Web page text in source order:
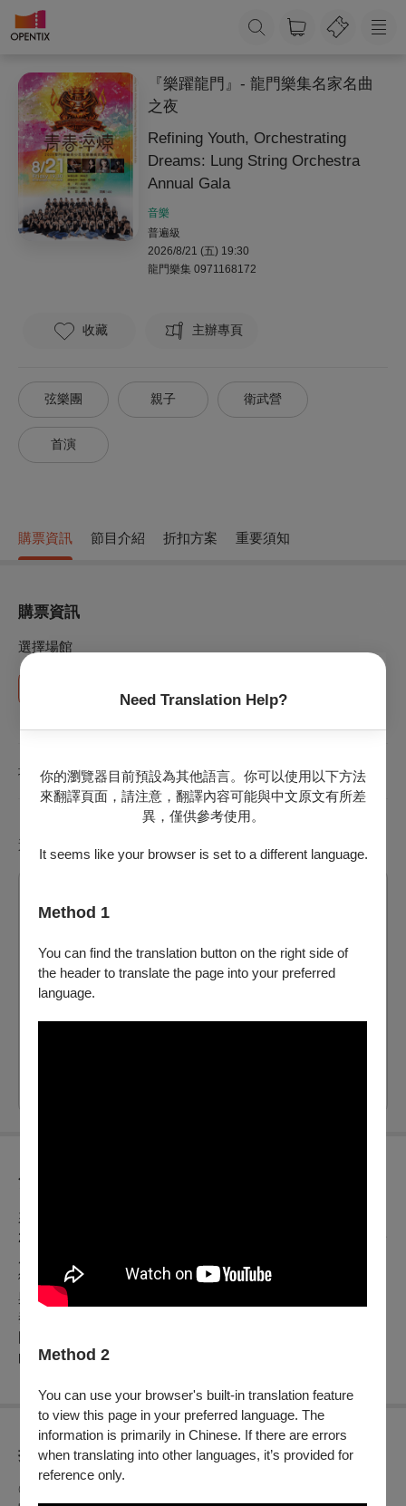
Need Translation Help?
你的瀏覽器目前預設為其他語言。你可以使用以下方法
來翻譯頁面，請注意，翻譯內容可能與中文原文有所差
異，僅供參考使用。
It seems like your browser is set to a different language.
Method 1
You can find the translation button on the right side of
the header to translate the page into your preferred
language.
Method 2
You can use your browser's built-in translation feature
to view this page in your preferred language. The
information is primarily in Chinese. If there are errors
when translating into other languages, it’s provided for
reference only.
『樂躍龍門』- 龍門樂集名家名曲
之夜
Refining Youth, Orchestrating
Dreams: Lung String Orchestra
Annual Gala
音樂
普遍級
2026/8/21 (五) 19:30
龍門樂集 0971168172
收藏 主辦專頁
弦樂團 親子 衛武營
首演
購票資訊 節目介紹 折扣方案 重要須知
購票資訊
選擇場館
場館地址：高雄市鳳山區三多一路1號 地圖
選擇場次
衛武營國家藝術文化中心音樂廳
提供電子票
剩：482
節目介紹
來自府城的超人氣龍門樂集青少年樂團，由指揮林昌龍老師於
2021年創立，集結了來自臺灣南部各城市的校園菁英，各年齡
衛武營音樂廳演出，並邀請演奏家-蘇顯達、陳沁紅、王怡蓁
與戴俐文四位教授一同帶領青少年門同台聯手演出艾爾加：序
奏與快板，此外還有哈爾沃森：帕薩卡利亞舞曲，比才：《卡
曲、熱血的動漫配樂與溫暖人心的臺灣作品等精彩作品。
折扣方案
◎身心障礙人士及陪同者1名購票5折優待，入場時應出示身心